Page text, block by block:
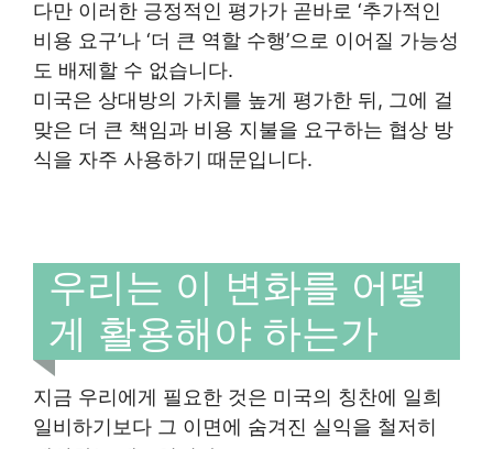
다만 이러한 긍정적인 평가가 곧바로 ‘추가적인
비용 요구’나 ‘더 큰 역할 수행’으로 이어질 가능성
도 배제할 수 없습니다.
미국은 상대방의 가치를 높게 평가한 뒤, 그에 걸
맞은 더 큰 책임과 비용 지불을 요구하는 협상 방
식을 자주 사용하기 때문입니다.
우리는 이 변화를 어떻
게 활용해야 하는가
지금 우리에게 필요한 것은 미국의 칭찬에 일희
일비하기보다 그 이면에 숨겨진 실익을 철저히